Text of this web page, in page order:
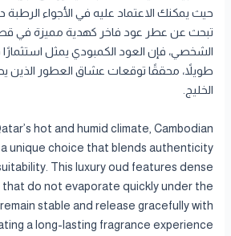
حيث يمكنك الاعتماد عليه في الأجواء
تبحث عن عطر عود فاخر كهدية مميزة في
الشخصي، فإن العود الكمبودي يمثل استثمارًا
طويلاً، محققًا توقعات عشاق العطور الذين
الخليج.
hot and humid climate, Cambodian
unique choice that blends authenticity
This luxury oud features dense
do not evaporate quickly under the
stable and release gracefully with
a long-lasting fragrance experience